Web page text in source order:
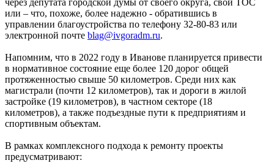
через депутата городской думы от своего округа, свой ТОС
или – что, похоже, более надежно - обратившись в
управлении благоустройства по телефону 32-80-83 или
электронной почте blag@ivgoradm.ru.
Напомним, что в 2022 году в Иванове планируется привести
в нормативное состояние еще более 120 дорог общей
протяженностью свыше 50 километров. Среди них как
магистрали (почти 12 километров), так и дороги в жилой
застройке (19 километров), в частном секторе (18
километров), а также подъездные пути к предприятиям и
спортивным объектам.
В рамках комплексного подхода к ремонту проекты
предусматривают: